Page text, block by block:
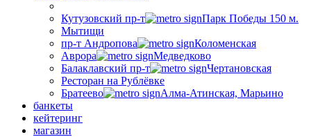
Кутузовский пр-т
Парк Победы 150 м.
Мытищи
пр-т Андропова
Коломенская
Аврора
Медведково
Балаклавский пр-т
Чертановская
Ресторан на Рублёвке
Братеево
Алма-Атинская, Марьино
банкеты
кейтеринг
магазин